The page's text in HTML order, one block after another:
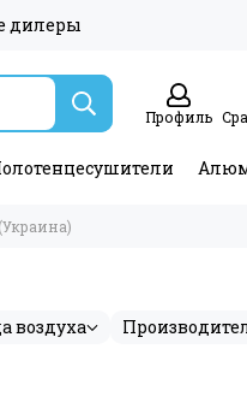
дилеры
Профиль
воздуха